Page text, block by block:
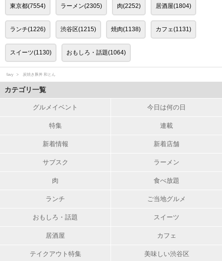
東京都(7554) ラーメン(2305) 肉(2252) 居酒屋(1804)
ランチ(1226) 渋谷区(1215) 焼肉(1138) カフェ(1131)
スイーツ(1130) おもしろ・話題(1064)
favy 炭焼き豚丼 和とん
カテゴリ一覧
グルメイベント 今日は何の日
特集 連載
新着情報 新着店舗
サブスク ラーメン
肉 食べ放題
ランチ ご当地グルメ
おもしろ・話題 スイーツ
居酒屋 カフェ
テイクアウト特集 美味しい渋谷区